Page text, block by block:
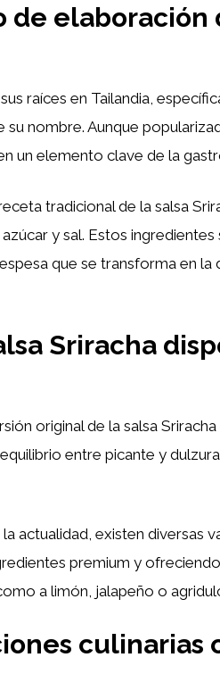
de elaboración
raíces en Tailandia,
su nombre. Aunque
un elemento clave de la
tradicional de la salsa
y sal. Estos
que se transforma en la
Sriracha
original de la salsa
entre picante y
la actualidad, existen diversas
premium y
a limón, jalapeño o
culinarias